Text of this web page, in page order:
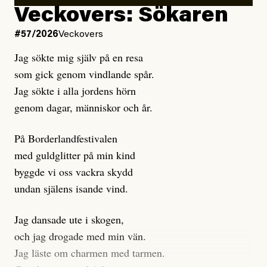
Kuhn och Sassarinis-McGowan hävdar att
Dagens ETC arbetar med ”opålitliga källor” för att
klickbete är inte intressant för Dagens ETC.
Journalistiken är låst. En klatschig men korrekt rubrik
gör förhoppningsvis att en nyfiken beställer
prenumeration, men den avslutas sekunder senare om
dessa granskningar på olika källor, alltifrån domar till
en mängd intervjupersoner, inklusive generös
möjlighet att bemöta för såväl personen vars motiv att
engagera sig i Palestinarörelsen ifrågasätts som de
grupper där Säpo-resursen samlade in uppgifter.
Researchen är grundlig.
Möjligen är det egentligen inte journalistikens metod
Veckovers: Sökaren
#57/2026Veckovers
Jag sökte mig själv på en resa
som gick genom vindlande spår.
Jag sökte i alla jordens hörn
genom dagar, människor och år.
På Borderlandfestivalen
med guldglitter på min kind
byggde vi oss vackra skydd
undan själens isande vind.
Jag dansade ute i skogen,
och jag drogade med min vän.
Jag läste om charmen med tarmen.